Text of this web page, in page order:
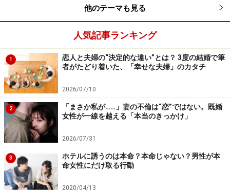
他のテーマも見る
人気記事ランキング
1
恋人と夫婦の“決定的な違い”とは？ 3度の結婚で筆
者がたどり着いた、「幸せな夫婦」のカタチ
2026/07/10
2
「まさか私が……」妻の不倫は“恋”ではない。既婚
女性が一線を越える「本当のきっかけ」
2026/07/31
3
ホテルに誘うのは本命？本命じゃない？男性が本
命女性にだけ取る行動
2020/04/13